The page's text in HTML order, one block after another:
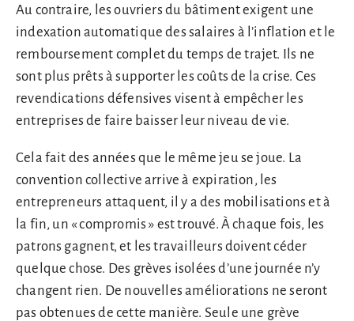
Au contraire, les ouvriers du bâtiment exigent une
indexation automatique des salaires à l’inflation et le
remboursement complet du temps de trajet. Ils ne
sont plus prêts à supporter les coûts de la crise. Ces
revendications défensives visent à empêcher les
entreprises de faire baisser leur niveau de vie.
Cela fait des années que le même jeu se joue. La
convention collective arrive à expiration, les
entrepreneurs attaquent, il y a des mobilisations et à
la fin, un « compromis » est trouvé. À chaque fois, les
patrons gagnent, et les travailleurs doivent céder
quelque chose. Des grèves isolées d’une journée n’y
changent rien. De nouvelles améliorations ne seront
pas obtenues de cette manière. Seule une grève